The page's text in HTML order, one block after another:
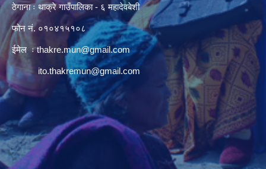
ठेगाना ः थाक्रे गाउँपालिका - ६ महादेवबेशी
फोन नं. ०१०४१५१०८
ईमेल ःthakre.mun@gmail.com
ito.thakremun@gmail.com